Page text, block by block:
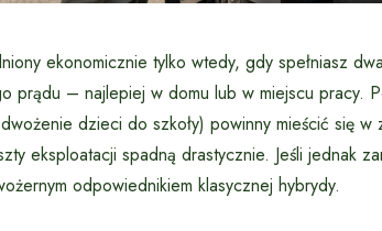
ekonomicznie tylko wtedy, gdy spełniasz
prądu – najlepiej w domu lub w miejscu pracy.
dzieci do szkoły) powinny mieścić się w
eksploatacji spadną drastycznie. Jeśli jednak
odpowiednikiem klasycznej hybrydy.